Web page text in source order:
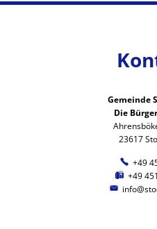
Gemeinde
Die
23617
+49
+49